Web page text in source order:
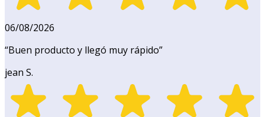
06/08/2026
“Buen producto y llegó muy rápido”
jean S.